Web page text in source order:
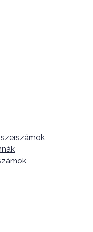
szerszámok